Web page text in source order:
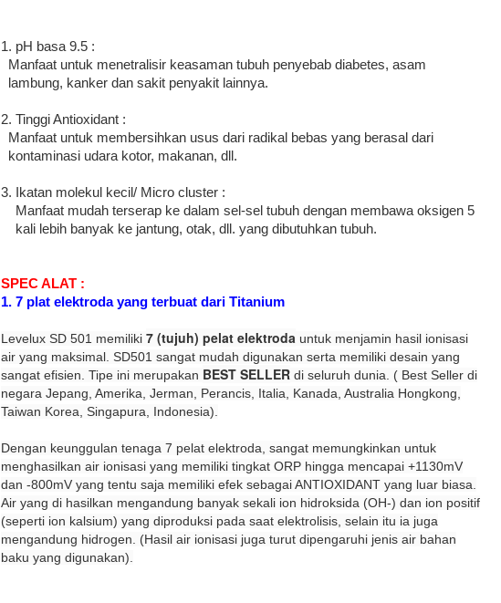
1. pH basa 9.5 :
Manfaat untuk menetralisir keasaman tubuh penyebab diabetes, asam
lambung, kanker dan sakit penyakit lainnya.
2. Tinggi Antioxidant :
Manfaat untuk membersihkan usus dari radikal bebas yang berasal dari
kontaminasi udara kotor, makanan, dll.
3. Ikatan molekul kecil/ Micro cluster :
Manfaat mudah terserap ke dalam sel-sel tubuh dengan membawa oksigen 5
kali lebih banyak ke jantung, otak, dll. yang dibutuhkan tubuh.
SPEC ALAT :
1. 7 plat elektroda yang terbuat dari Titanium
Levelux SD 501 memiliki 7 (tujuh) pelat elektroda untuk menjamin hasil ionisasi
air yang maksimal. SD501 sangat mudah digunakan serta memiliki desain yang
sangat efisien. Tipe ini merupakan BEST SELLER di seluruh dunia. ( Best Seller di
negara Jepang, Amerika, Jerman, Perancis, Italia, Kanada, Australia Hongkong,
Taiwan Korea, Singapura, Indonesia).
Dengan keunggulan tenaga 7 pelat elektroda, sangat memungkinkan untuk
menghasilkan air ionisasi yang memiliki tingkat ORP hingga mencapai +1130mV
dan -800mV yang tentu saja memiliki efek sebagai ANTIOXIDANT yang luar biasa.
Air yang di hasilkan mengandung banyak sekali ion hidroksida (OH-) dan ion positif
(seperti ion kalsium) yang diproduksi pada saat elektrolisis, selain itu ia juga
mengandung hidrogen. (Hasil air ionisasi juga turut dipengaruhi jenis air bahan
baku yang digunakan).